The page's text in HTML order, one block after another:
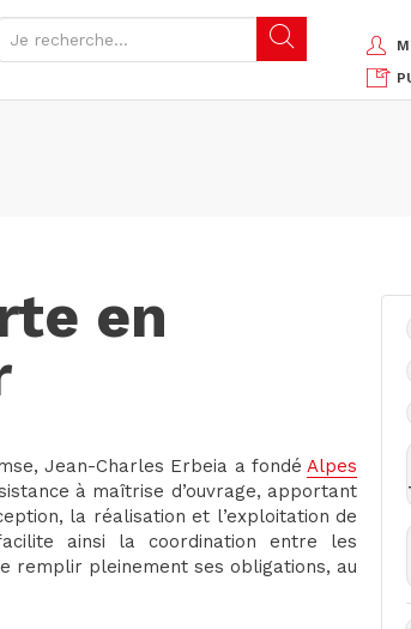
en
Jean-Charles Erbeia a fondé Alpes
à maîtrise d’ouvrage, apportant
la réalisation et l’exploitation de
ainsi la coordination entre les
remplir pleinement ses obligations, au